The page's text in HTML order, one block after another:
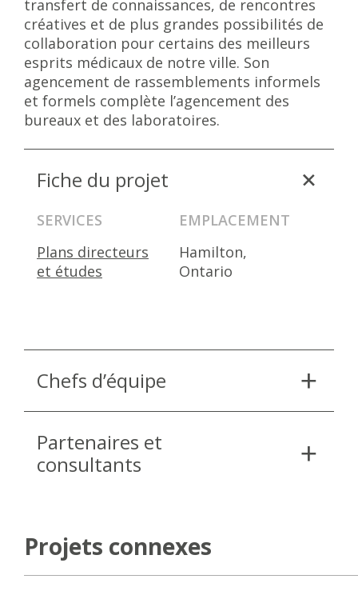
transfert de connaissances, de rencontres
créatives et de plus grandes possibilités de
collaboration pour certains des meilleurs
esprits médicaux de notre ville. Son
agencement de rassemblements informels
et formels complète l’agencement des
bureaux et des laboratoires.
Fiche du projet
SERVICES
Plans directeurs
et études
EMPLACEMENT
Hamilton,
Ontario
Chefs d’équipe
Partenaires et
consultants
Projets connexes